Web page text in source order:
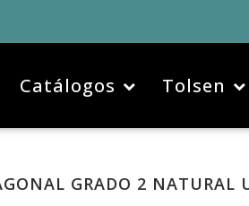
Catálogos Tolsen
GRADO 2 NATURAL